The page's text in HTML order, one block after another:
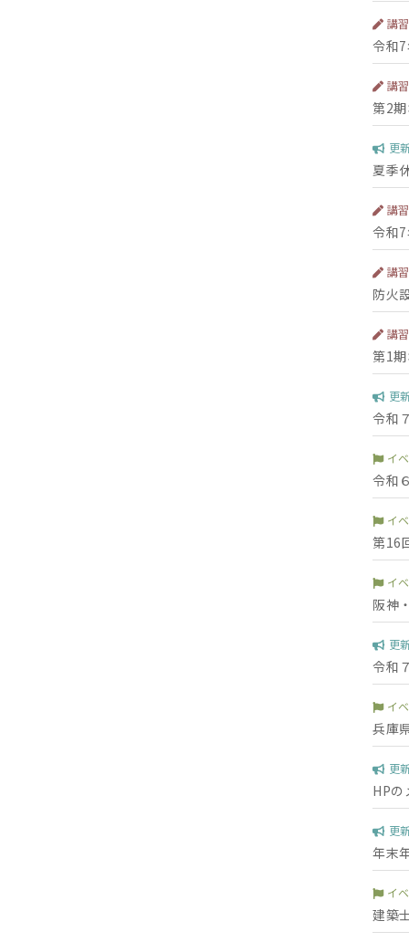
講
令和
講
第2
更
夏季
講
令和
講
防火
講
第1
更
令和
イ
令和
イ
第16
イ
阪神
更
令和
イ
兵庫
更
HPの
更
年末
イ
建築